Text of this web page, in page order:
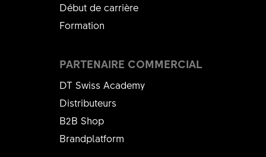
Début de carrière
Formation
PARTENAIRE COMMERCIAL
DT Swiss Academy
Distributeurs
B2B Shop
Brandplatform